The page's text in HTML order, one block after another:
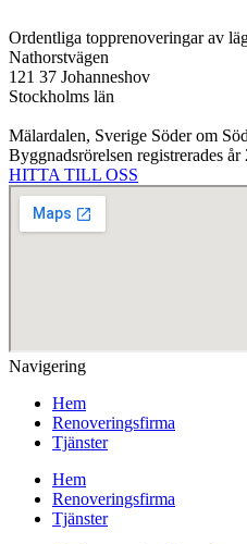
Ordentliga topprenoveringar av
Nathorstvägen
121 37 Johanneshov
Stockholms län
Mälardalen, Sverige Söder om
Byggnadsrörelsen registrerades år
HITTA TILL OSS
Navigering
Hem
Renoveringsfirma
Tjänster
Hem
Renoveringsfirma
Tjänster